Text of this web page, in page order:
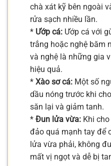
chà xát kỹ bên ngoài
rửa sạch nhiều lần.
* Ướp cá: Ướp cá với
trắng hoặc nghệ băm
và nghệ là những gia
hiệu quả.
* Xào sơ cá: Một số
dầu nóng trước khi
săn lại và giảm tanh.
* Đun lửa vừa: Khi
đảo quá mạnh tay để
lửa vừa phải, không
mất vị ngọt và dễ bị